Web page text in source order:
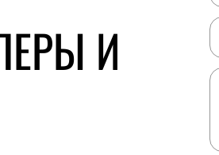
И